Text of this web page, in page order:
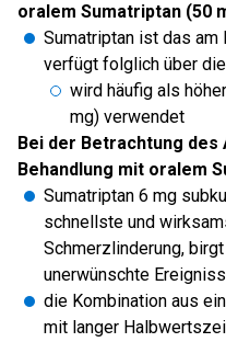
oralem Sumatriptan (50
Sumatriptan ist das am
verfügt folglich über
wird häufig als
mg) verwendet
Bei der Betrachtung des
Behandlung mit oralem
Sumatriptan 6 mg
schnellste und
Schmerzlinderung,
unerwünschte
die Kombination aus
mit langer